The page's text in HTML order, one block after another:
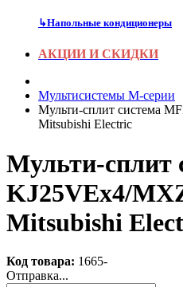
↳Напольные кондиционеры
АКЦИИ И СКИДКИ
Мультисистемы M-серии
Мульти-сплит система
Mitsubishi Electric
Мульти-сплит
KJ25VEх4/
Mitsubishi
Код товара: 1665-
Отправка...